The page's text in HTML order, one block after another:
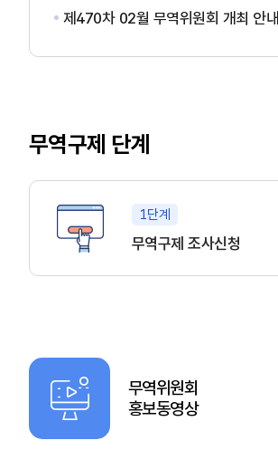
제470차 02월 무역위원회 개최 안내
무역구제 단계
1단계
무역구제 조사신청
무역위원회
홍보동영상